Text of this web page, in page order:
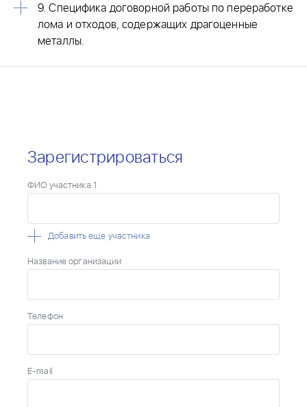
9. Специфика договорной работы по переработке
лома и отходов, содержащих драгоценные
металлы.
Зарегистрироваться
ФИО участника 1
Добавить еще участника
Название организации
Телефон
E-mail